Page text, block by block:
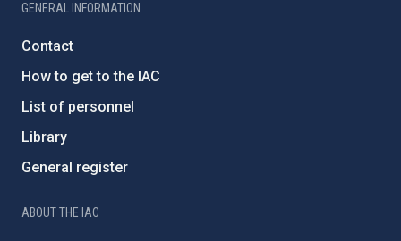
GENERAL INFORMATION
Contact
How to get to the IAC
List of personnel
Library
General register
ABOUT THE IAC